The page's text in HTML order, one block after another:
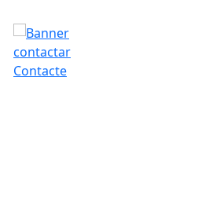
Contacte